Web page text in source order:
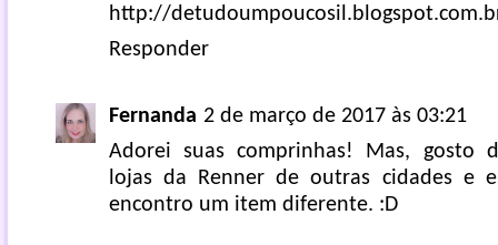
http://
Responder
Fernanda 2 de março de 2017 às 03:21
Adorei suas comprinhas! Mas, gosto
lojas da Renner de outras cidades e
encontro um item diferente. :D